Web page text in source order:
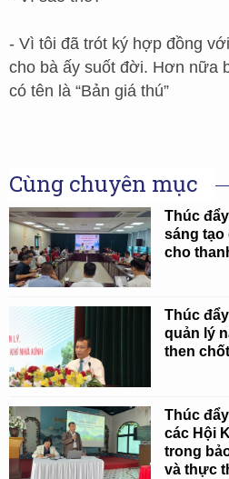
- Vì tôi đã trót ký hợp đồng
cho bà ấy suốt đời. Hơn nữa
có tên là “Bản giá thú”
Cùng chuyên mục
Thúc
sáng tạo
cho
Thúc
quản lý
then
Thúc
các Hội
trong
và thực